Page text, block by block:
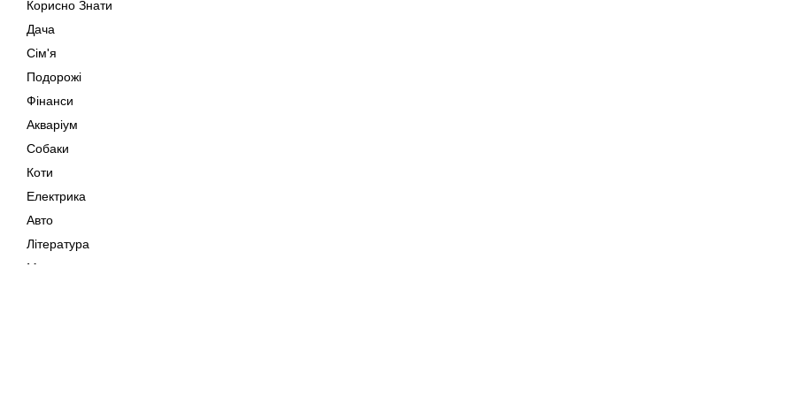
Корисно Знати
Дача
Сім'я
Подорожі
Фінанси
Акваріум
Собаки
Коти
Електрика
Авто
Література
Музика